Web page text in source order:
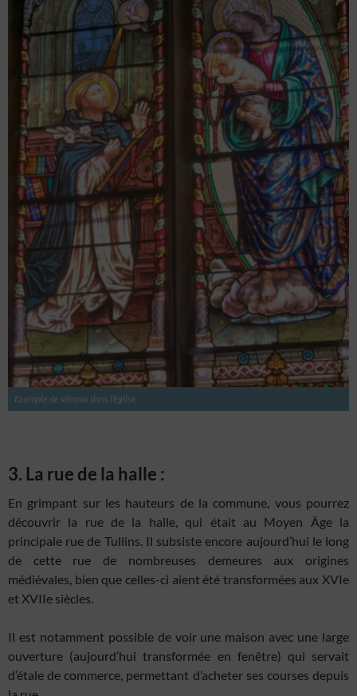
Exemple de vitraux dans l’église
3. La rue de la halle :
En grimpant sur les hauteurs de la commune, vous pourrez
découvrir la rue de la halle, qui était au Moyen Âge la
principale rue de Tullins. Il subsiste encore aujourd’hui le long
de cette rue de nombreuses demeures aux origines
médiévales, bien que celles-ci aient été transformées aux XVIe
et XVIIe siècles.
Il est notamment possible de voir une maison avec une large
ouverture (aujourd’hui transformée en fenêtre) qui servait
d’étale de commerce, permettant d’acheter ses courses depuis